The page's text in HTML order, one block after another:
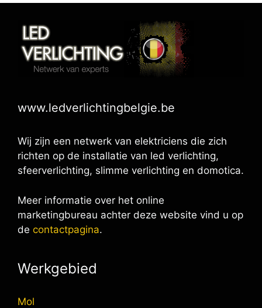
www.ledverlichtingbelgie.be
Wij zijn een netwerk van elektriciens die zich
richten op de installatie van led verlichting,
sfeerverlichting, slimme verlichting en domotica.
Meer informatie over het online
marketingbureau achter deze website vind u op
de contactpagina.
Werkgebied
Mol